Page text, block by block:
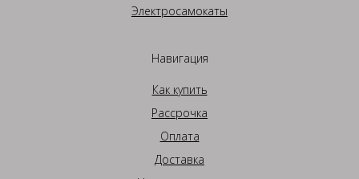
Электросамокаты
Навигация
Как купить
Рассрочка
Оплата
Доставка